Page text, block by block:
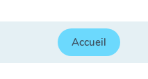
Accueil